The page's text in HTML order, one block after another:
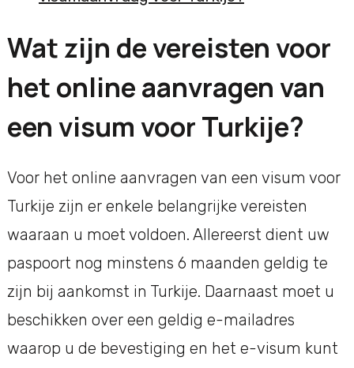
Wat zijn de vereisten voor
het online aanvragen van
een visum voor Turkije?
Voor het online aanvragen van een visum voor
Turkije zijn er enkele belangrijke vereisten
waaraan u moet voldoen. Allereerst dient uw
paspoort nog minstens 6 maanden geldig te
zijn bij aankomst in Turkije. Daarnaast moet u
beschikken over een geldig e-mailadres
waarop u de bevestiging en het e-visum kunt